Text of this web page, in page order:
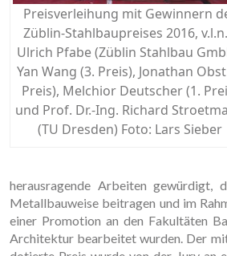
Preisverleihung mit Gewinnern
Züblin-Stahlbaupreises 2016,
Ulrich Pfabe (Züblin Stahlbau
Yan Wang (3. Preis), Jonathan
Preis), Melchior Deutscher (1.
und Prof. Dr.-Ing. Richard
(TU Dresden) Foto: Lars Sieber
heraus­ragende Arbeiten gewürdigt,
Metallbauweise beitragen und im
einer Promotion an den Fakultäten
Archi­tektur bearbeitet wurden. Der